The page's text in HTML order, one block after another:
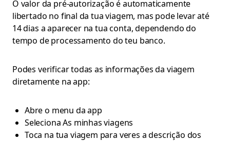
O valor da pré-autorização é automaticamente
libertado no final da tua viagem, mas pode levar até
14 dias a aparecer na tua conta, dependendo do
tempo de processamento do teu banco.
Podes verificar todas as informações da viagem
diretamente na app:
Abre o menu da app
Seleciona As minhas viagens
Toca na tua viagem para veres a descrição dos